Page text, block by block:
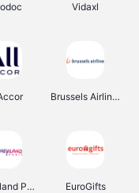
Vidaxl
Brussels Airlines
Disneyland Paris EuroGifts